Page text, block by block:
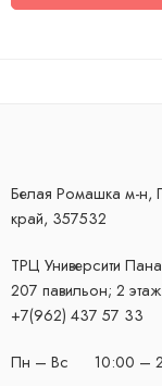
Белая Ромашка м-н,
край, 357532
ТРЦ Университи
207 павильон; 2 этаж
+7(962) 437 57 33
Пн – Вс 10:00 –